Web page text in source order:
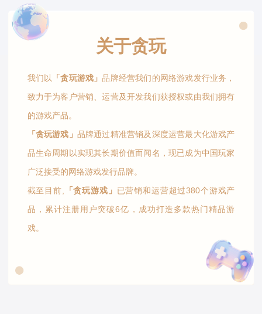
关于贪玩
我们以 「贪玩游戏」品牌经营我们的网络游戏发行业务，
致力于为客户营销、运营及开发我们获授权或由我们拥有
的游戏产品。
「贪玩游戏」 品牌通过精准营销及深度运营最大化游戏产
品生命周期以实现其长期价值而闻名，现已成为中国玩家
广泛接受的网络游戏发行品牌。
截至目前, 「贪玩游戏」 已营销和运营超过380个游戏产
品，累计注册用户突破6亿，成功打造多款热门精品游
戏。